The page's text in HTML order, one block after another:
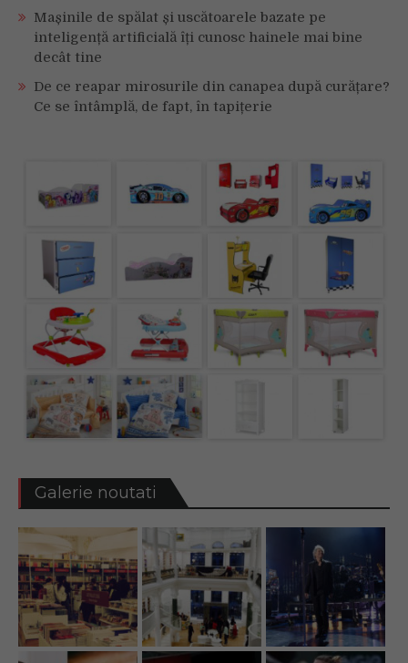
Mașinile de spălat și uscătoarele bazate pe
inteligență artificială îți cunosc hainele mai bine
decât tine
De ce reapar mirosurile din canapea după curățare?
Ce se întâmplă, de fapt, în tapițerie
Galerie noutati